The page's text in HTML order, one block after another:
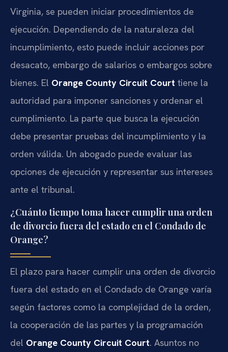
Virginia, se pueden iniciar procedimientos de
ejecución. Dependiendo de la naturaleza del
incumplimiento, esto puede incluir acciones por
desacato, embargo de salarios o embargos sobre
bienes. El Orange County Circuit Court tiene la
autoridad para imponer sanciones y ordenar el
cumplimiento. La parte que busca la ejecución
debe presentar pruebas del incumplimiento y la
orden válida. Un abogado puede evaluar las
opciones de ejecución y representar sus intereses
ante el tribunal.
¿Cuánto tiempo toma hacer cumplir una orden
de divorcio fuera del estado en el Condado de
Orange?
El plazo para hacer cumplir una orden de divorcio
fuera del estado en el Condado de Orange varía
según factores como la complejidad de la orden,
la cooperación de las partes y la programación
del Orange County Circuit Court. Asuntos no